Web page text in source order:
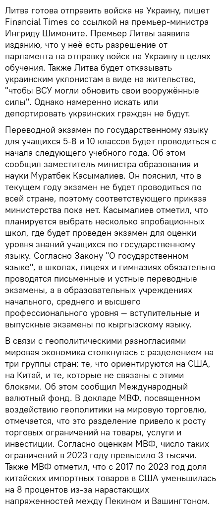
Литва готова отправить войска на Украину, пишет
Financial Times со ссылкой на премьер-министра
Ингриду Шимоните. Премьер Литвы заявила
изданию, что у неё есть разрешение от
парламента на отправку войск на Украину в целях
обучения. Также Литва будет отказывать
украинским уклонистам в виде на жительство,
"чтобы ВСУ могли обновить свои вооружённые
силы". Однако намеренно искать или
депортировать украинских граждан не будут.
Переводной экзамен по государственному языку
для учащихся 5-8 и 10 классов будет проводиться с
начала следующего учебного года. Об этом
сообщил заместитель министра образования и
науки Муратбек Касымалиев. Он пояснил, что в
текущем году экзамен не будет проводиться по
всей стране, поэтому соответствующего приказа
министерства пока нет. Касымалиев отметил, что
планируется выбрать несколько апробационных
школ, где будет проведен экзамен для оценки
уровня знаний учащихся по государственному
языку. Согласно Закону "О государственном
языке", в школах, лицеях и гимназиях обязательно
проводятся письменные и устные переводные
экзамены, а в образовательных учреждениях
начального, среднего и высшего
профессионального уровня — вступительные и
выпускные экзамены по кыргызскому языку.
В связи с геополитическими разногласиями
мировая экономика столкнулась с разделением на
три группы стран: те, что ориентируются на США,
на Китай, и те, которые не связаны с этими
блоками. Об этом сообщил Международный
валютный фонд. В докладе МВФ, посвященном
воздействию геополитики на мировую торговлю,
отмечается, что это разделение привело к росту
торговых ограничений на товары, услуги и
инвестиции. Согласно оценкам МВФ, число таких
ограничений в 2023 году превысило 3 тысячи.
Также МВФ отметил, что с 2017 по 2023 год доля
китайских импортных товаров в США уменьшилась
на 8 процентов из-за нарастающих
напряженностей между Пекином и Вашингтоном.